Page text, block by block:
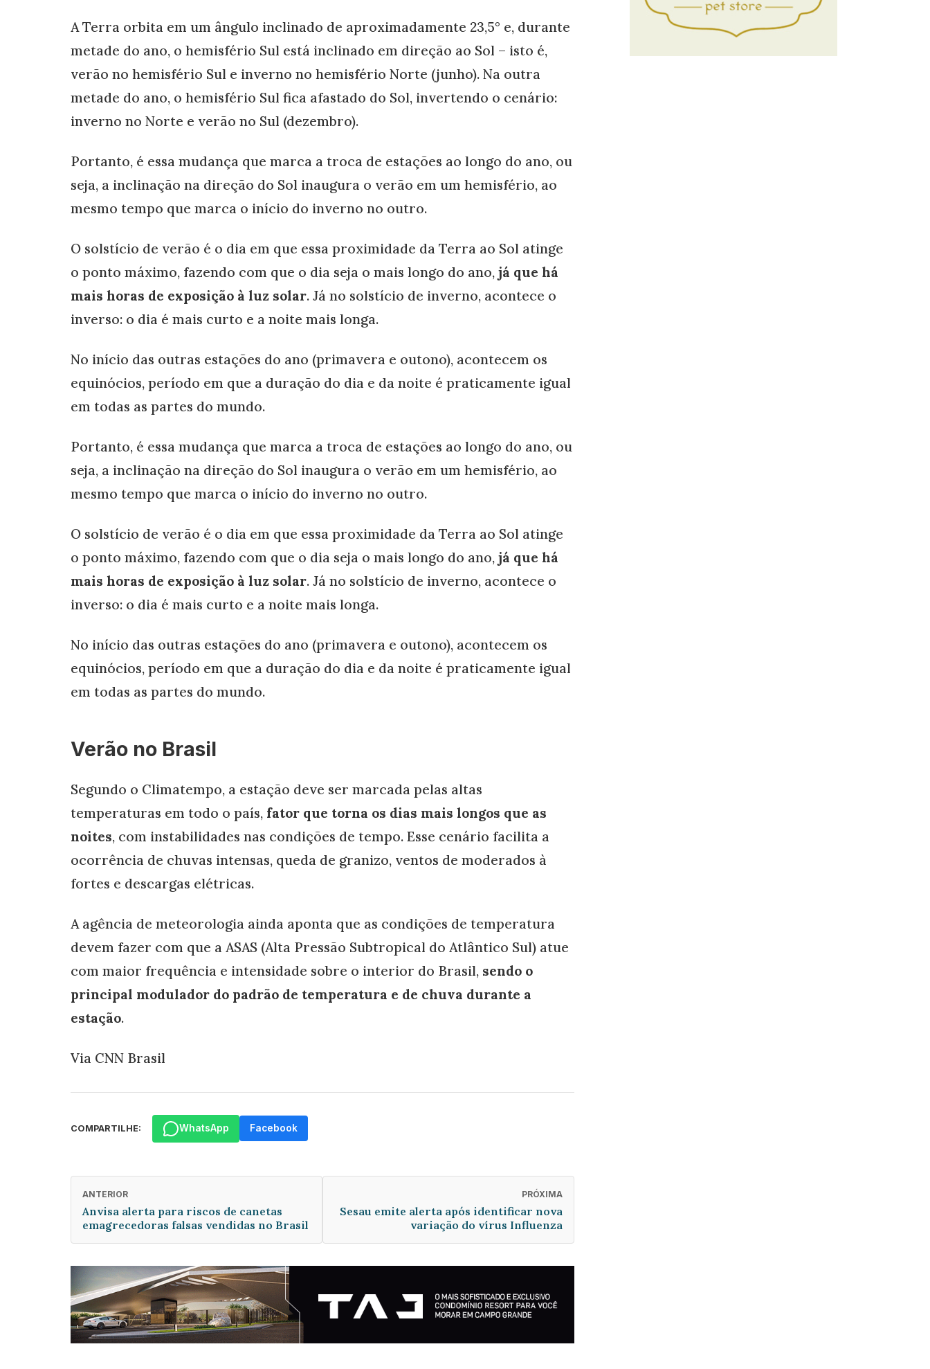
A Terra orbita em um ângulo inclinado de aproximadamente 23,5° e, durante
metade do ano, o hemisfério Sul está inclinado em direção ao Sol – isto é,
verão no hemisfério Sul e inverno no hemisfério Norte (junho). Na outra
metade do ano, o hemisfério Sul fica afastado do Sol, invertendo o cenário:
inverno no Norte e verão no Sul (dezembro).
Portanto, é essa mudança que marca a troca de estações ao longo do ano, ou
seja, a inclinação na direção do Sol inaugura o verão em um hemisfério, ao
mesmo tempo que marca o início do inverno no outro.
O solstício de verão é o dia em que essa proximidade da Terra ao Sol atinge
o ponto máximo, fazendo com que o dia seja o mais longo do ano, já que há
mais horas de exposição à luz solar. Já no solstício de inverno, acontece o
inverso: o dia é mais curto e a noite mais longa.
No início das outras estações do ano (primavera e outono), acontecem os
equinócios, período em que a duração do dia e da noite é praticamente igual
em todas as partes do mundo.
Portanto, é essa mudança que marca a troca de estações ao longo do ano, ou
seja, a inclinação na direção do Sol inaugura o verão em um hemisfério, ao
mesmo tempo que marca o início do inverno no outro.
O solstício de verão é o dia em que essa proximidade da Terra ao Sol atinge
o ponto máximo, fazendo com que o dia seja o mais longo do ano, já que há
mais horas de exposição à luz solar. Já no solstício de inverno, acontece o
inverso: o dia é mais curto e a noite mais longa.
No início das outras estações do ano (primavera e outono), acontecem os
equinócios, período em que a duração do dia e da noite é praticamente igual
em todas as partes do mundo.
Verão no Brasil
Segundo o Climatempo, a estação deve ser marcada pelas altas
temperaturas em todo o país, fator que torna os dias mais longos que as
noites, com instabilidades nas condições de tempo. Esse cenário facilita a
ocorrência de chuvas intensas, queda de granizo, ventos de moderados à
fortes e descargas elétricas.
A agência de meteorologia ainda aponta que as condições de temperatura
devem fazer com que a ASAS (Alta Pressão Subtropical do Atlântico Sul) atue
com maior frequência e intensidade sobre o interior do Brasil, sendo o
principal modulador do padrão de temperatura e de chuva durante a
estação.
Via CNN Brasil
COMPARTILHE: WhatsApp Facebook
ANTERIOR
Anvisa alerta para riscos de canetas
emagrecedoras falsas vendidas no Brasil
PRÓXIMA
Sesau emite alerta após identificar nova
variação do vírus Influenza